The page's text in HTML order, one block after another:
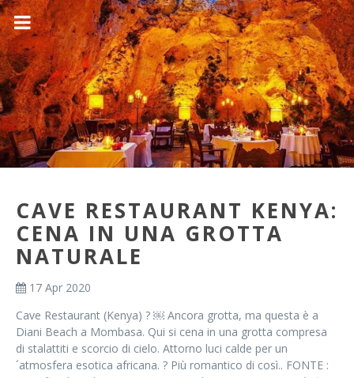
CAVE RESTAURANT KENYA:
CENA IN UNA GROTTA
NATURALE
17 Apr 2020
Cave Restaurant (Kenya) ? ￼ Ancora grotta, ma questa è a
Diani Beach a Mombasa. Qui si cena in una grotta compresa
di stalattiti e scorcio di cielo. Attorno luci calde per un
´atmosfera esotica africana. ? Più romantico di così.. FONTE :